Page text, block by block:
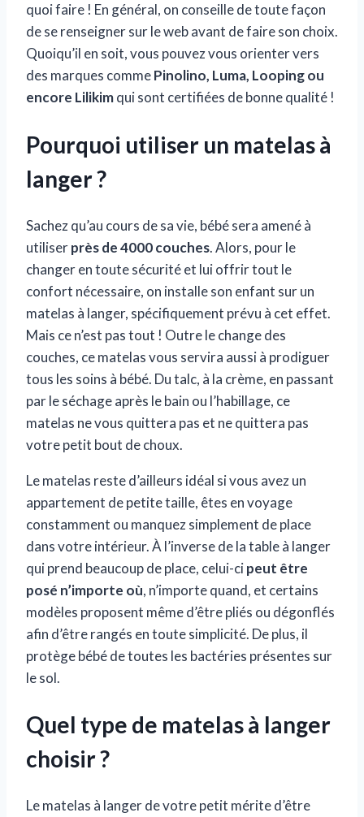
quoi faire ! En général, on conseille de toute façon
de se renseigner sur le web avant de faire son choix.
Quoiqu’il en soit, vous pouvez vous orienter vers
des marques commePinolino, Luma, Looping ou
encore Lilikimqui sont certifiées de bonne qualité !
Pourquoi utiliser un matelas à
langer ?
Sachez qu’au cours de sa vie, bébé sera amené à
utiliserprès de 4000 couches. Alors, pour le
changer en toute sécurité et lui offrir tout le
confort nécessaire, on installe son enfant sur un
matelas à langer, spécifiquement prévu à cet effet.
Mais ce n’est pas tout ! Outre le change des
couches, ce matelas vous servira aussi à prodiguer
tous les soins à bébé. Du talc, à la crème, en passant
par le séchage après le bain ou l’habillage, ce
matelas ne vous quittera pas et ne quittera pas
votre petit bout de choux.
Le matelas reste d’ailleurs idéal si vous avez un
appartement de petite taille, êtes en voyage
constamment ou manquez simplement de place
dans votre intérieur. À l’inverse de la table à langer
qui prend beaucoup de place, celui-cipeut être
posé n’importe où, n’importe quand, et certains
modèles proposent même d’être pliés ou dégonflés
afin d’être rangés en toute simplicité. De plus, il
protège bébé de toutes les bactéries présentes sur
le sol.
Quel type de matelas à langer
choisir ?
Le matelas à langer de votre petit mérite d’être